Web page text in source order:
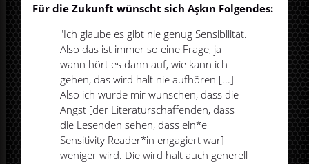
Für die Zukunft wünscht sich Aşkın Folgendes:
"Ich glaube es gibt nie genug Sensibilität.
Also das ist immer so eine Frage, ja
wann hört es dann auf, wie kann ich
gehen, das wird halt nie aufhören [...]
Also ich würde mir wünschen, dass die
Angst [der Literaturschaffenden, dass
die Lesenden sehen, dass ein*e
Sensitivity Reader*in engagiert war]
weniger wird. Die wird halt auch generell